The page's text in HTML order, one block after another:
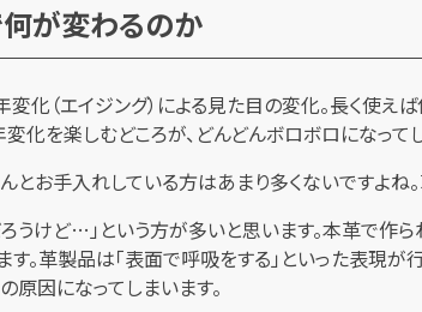
何が変わるのか
（エイジング）による見た目の変化。長く使え
変化を楽しむどころが、どんどんボロボロになっ
とお手入れしている方はあまり多くないですよ
ろうけど…」という方が多いと思います。本革で
す。革製品は「表面で呼吸をする」といった表現
原因になってしまいます。